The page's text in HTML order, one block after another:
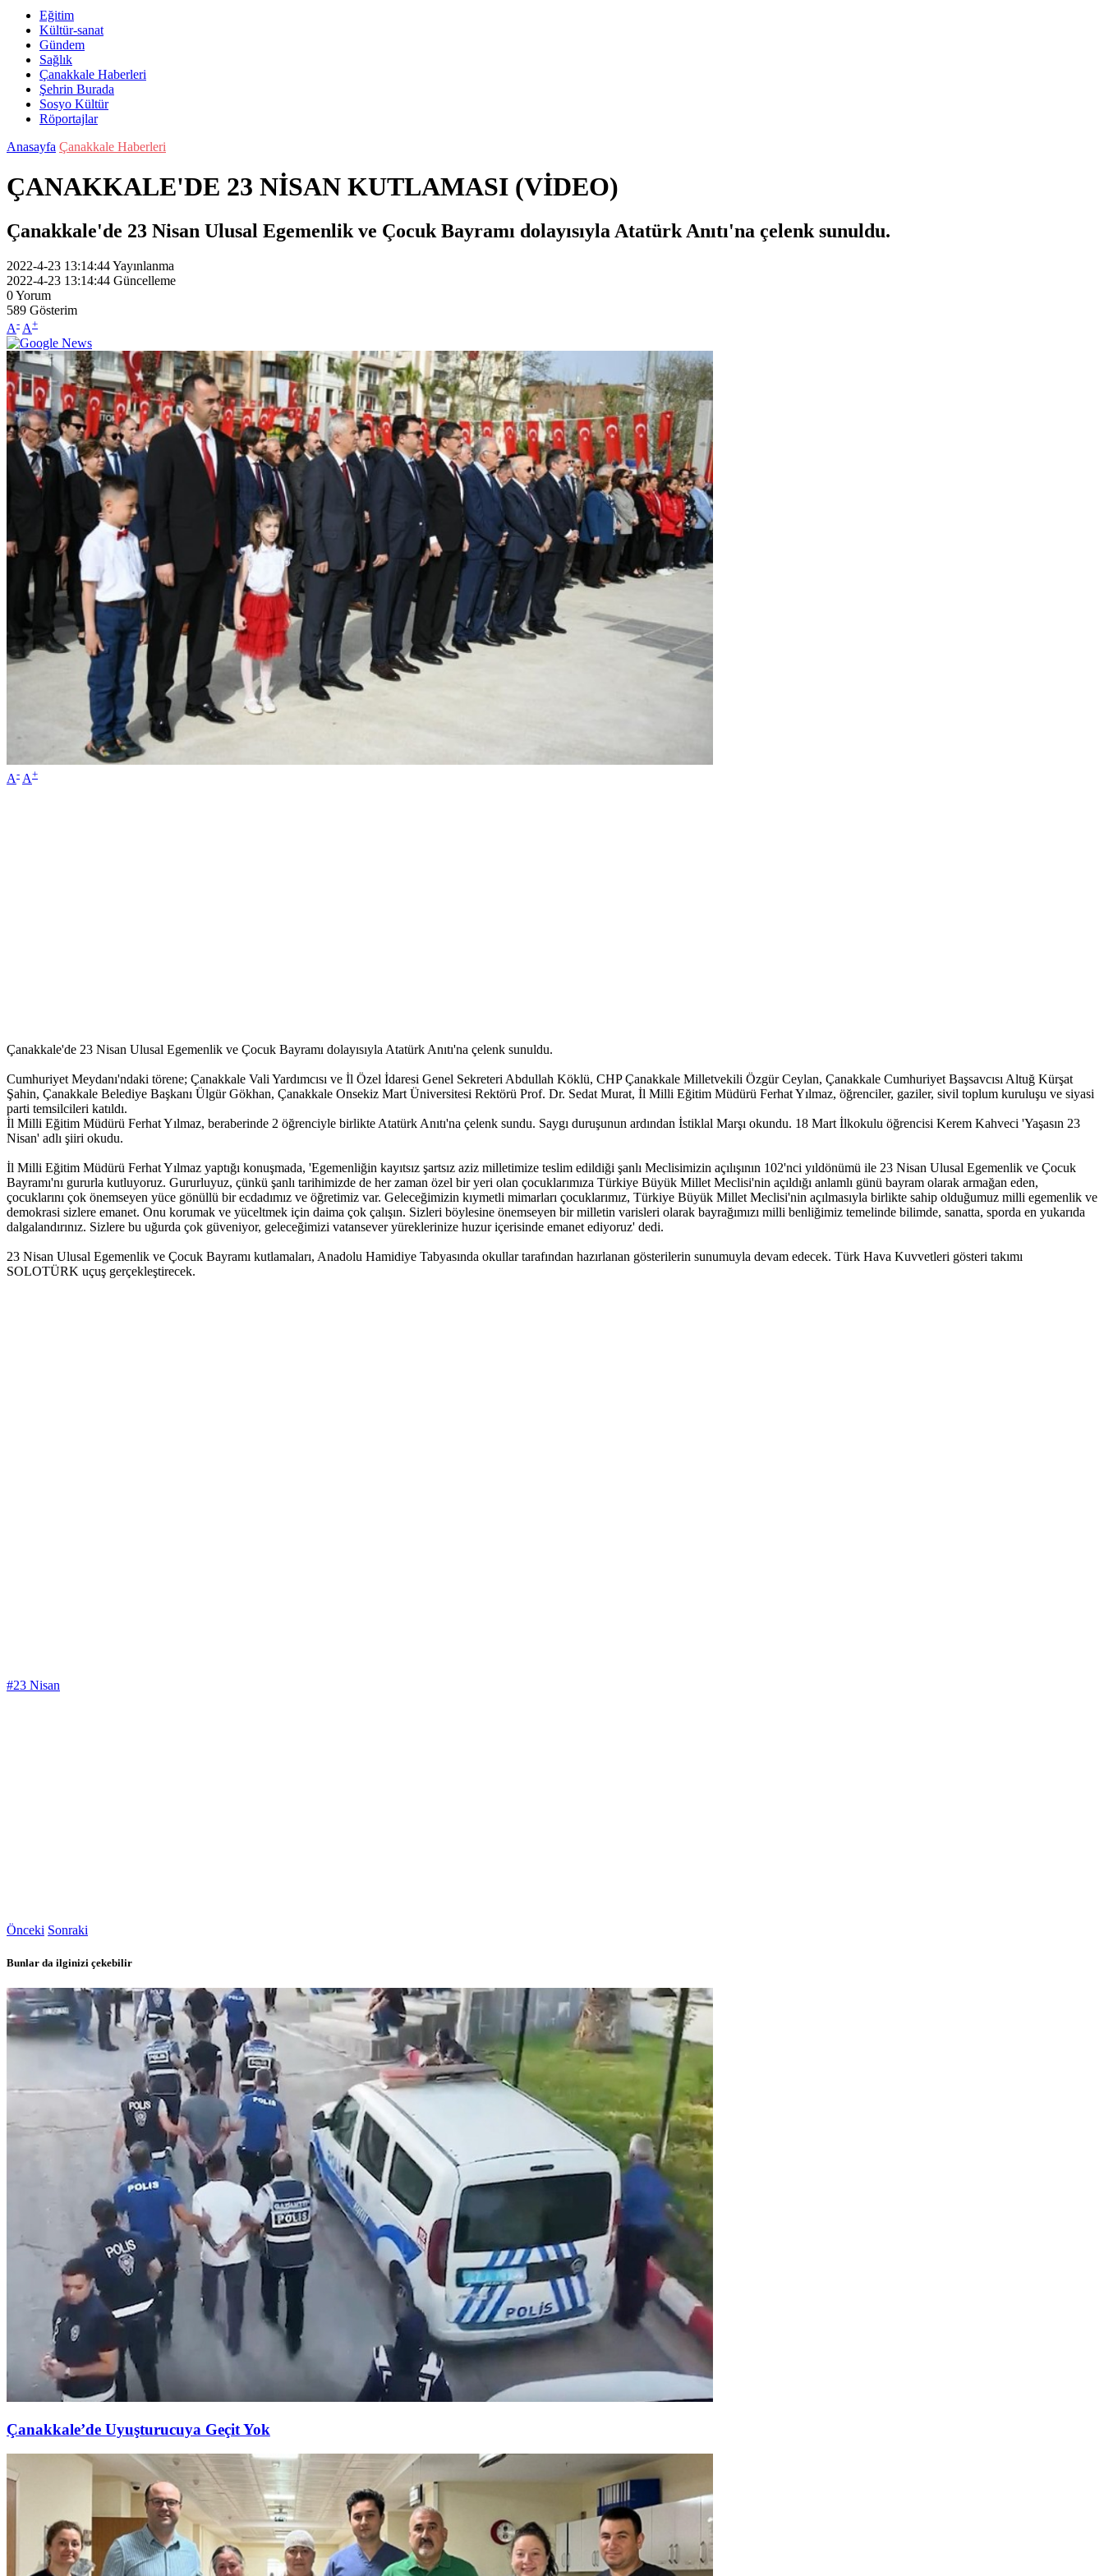
Eğitim
Kültür-sanat
Gündem
Sağlık
Çanakkale Haberleri
Şehrin Burada
Sosyo Kültür
Röportajlar
Anasayfa Çanakkale Haberleri
ÇANAKKALE'DE 23 NİSAN KUTLAMASI (VİDEO)
Çanakkale'de 23 Nisan Ulusal Egemenlik ve Çocuk Bayramı dolayısıyla Atatürk Anıtı'na çelenk sunuldu.
2022-4-23 13:14:44Yayınlanma
2022-4-23 13:14:44 Güncelleme
0Yorum
589 Gösterim
A- A+
A- A+
Çanakkale'de 23 Nisan Ulusal Egemenlik ve Çocuk Bayramı dolayısıyla Atatürk Anıtı'na çelenk sunuldu.
Cumhuriyet Meydanı'ndaki törene; Çanakkale Vali Yardımcısı ve İl Özel İdaresi Genel Sekreteri Abdullah Köklü, CHP Çanakkale Milletvekili Özgür Ceylan, Çanakkale Cumhuriyet Başsavcısı Altuğ Kürşat
Şahin, Çanakkale Belediye Başkanı Ülgür Gökhan, Çanakkale Onsekiz Mart Üniversitesi Rektörü Prof. Dr. Sedat Murat, İl Milli Eğitim Müdürü Ferhat Yılmaz, öğrenciler, gaziler, sivil toplum kuruluşu ve siyasi
parti temsilcileri katıldı.
İl Milli Eğitim Müdürü Ferhat Yılmaz, beraberinde 2 öğrenciyle birlikte Atatürk Anıtı'na çelenk sundu. Saygı duruşunun ardından İstiklal Marşı okundu. 18 Mart İlkokulu öğrencisi Kerem Kahveci 'Yaşasın 23
Nisan' adlı şiiri okudu.
İl Milli Eğitim Müdürü Ferhat Yılmaz yaptığı konuşmada, 'Egemenliğin kayıtsız şartsız aziz milletimize teslim edildiği şanlı Meclisimizin açılışının 102'nci yıldönümü ile 23 Nisan Ulusal Egemenlik ve Çocuk
Bayramı'nı gururla kutluyoruz. Gururluyuz, çünkü şanlı tarihimizde de her zaman özel bir yeri olan çocuklarımıza Türkiye Büyük Millet Meclisi'nin açıldığı anlamlı günü bayram olarak armağan eden,
çocuklarını çok önemseyen yüce gönüllü bir ecdadımız ve öğretimiz var. Geleceğimizin kıymetli mimarları çocuklarımız, Türkiye Büyük Millet Meclisi'nin açılmasıyla birlikte sahip olduğumuz milli egemenlik ve
demokrasi sizlere emanet. Onu korumak ve yüceltmek için daima çok çalışın. Sizleri böylesine önemseyen bir milletin varisleri olarak bayrağımızı milli benliğimiz temelinde bilimde, sanatta, sporda en yukarıda
dalgalandırınız. Sizlere bu uğurda çok güveniyor, geleceğimizi vatansever yüreklerinize huzur içerisinde emanet ediyoruz' dedi.
23 Nisan Ulusal Egemenlik ve Çocuk Bayramı kutlamaları, Anadolu Hamidiye Tabyasında okullar tarafından hazırlanan gösterilerin sunumuyla devam edecek. Türk Hava Kuvvetleri gösteri takımı
SOLOTÜRK uçuş gerçekleştirecek.
#23 Nisan
Önceki Sonraki
Bunlar da ilginizi çekebilir
Çanakkale’de Uyuşturucuya Geçit Yok